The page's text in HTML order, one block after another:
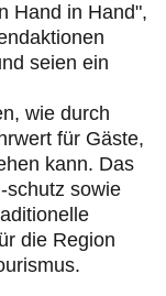
Hand in Hand",
seien ein
wie durch
für Gäste,
kann. Das
schutz sowie
die Region